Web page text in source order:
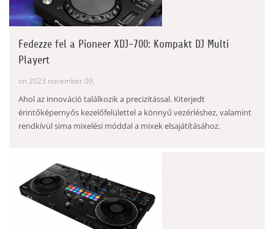
Fedezze fel a Pioneer XDJ-700: Kompakt DJ Multi
Playert
on 2023 november 09,
Ahol az innováció találkozik a precizitással. Kiterjedt
érintőképernyős kezelőfelülettel a könnyű vezérléshez, valamint
rendkívül sima mixelési móddal a mixek elsajátításához.